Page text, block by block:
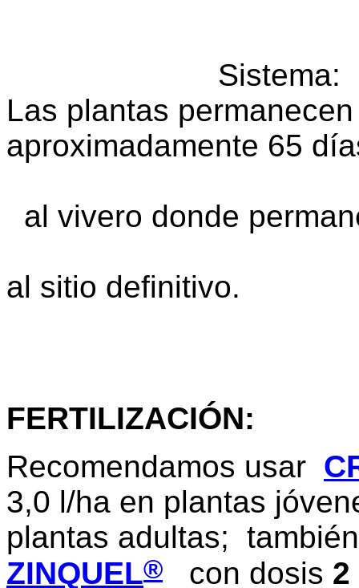
Las plantas
aproximadamente 65
al vivero donde
al sitio definitivo.
FERTILIZACIÓN:
Recomendamos usar
3,0 l/ha en plantas
plantas adultas;
ZINQUEL® con dosis